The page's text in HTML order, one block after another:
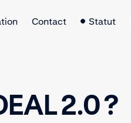
Contact Statut
2.0 ?